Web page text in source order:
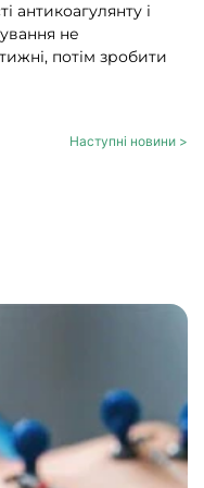
антикоагулянту і
не
потім зробити
Наступні новини >